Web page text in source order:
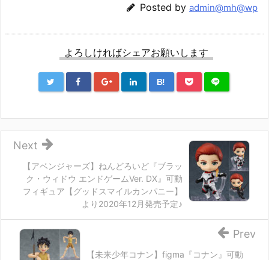
Posted by admin@mh@wp
よろしければシェアお願いします
B!
【アベンジャーズ】ねんどろいど『ブラッ
ク・ウィドウ エンドゲームVer. DX』可動
フィギュア【グッドスマイルカンパニー】
より2020年12月発売予定♪
Next
【未来少年コナン】figma『コナン』可動
Prev